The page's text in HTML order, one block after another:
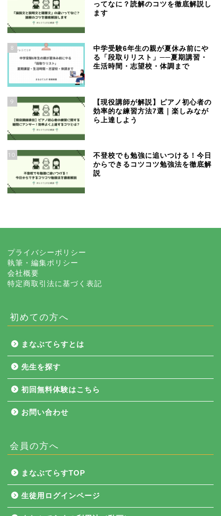
ってなに？読解のコツを徹底解説し
ます
8
中学受験6年生の親が夏休み前にや
る「段取りリスト」──夏期講習・
生活時間・志望校・体調まで
9
【現役講師が解説】ピアノ初心者の
効率的な練習方法7選｜楽しみなが
ら上達しよう
10
不登校でも勉強に追いつける！今日
からできるコツコツ勉強法を徹底解
説
プライバシーポリシー
執筆・編集ポリシー
会社概要
特定商取引法に基づく表記
初めての方へ
まなぶてらすとは
先生を探す
初回無料体験はこちら
お問い合わせ
会員の方へ
まなぶてらすTOP
生徒用ログインページ
NEWS
まなぶてらす活用法
教育コラム